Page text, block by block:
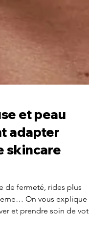
et peau
adapter
skincare